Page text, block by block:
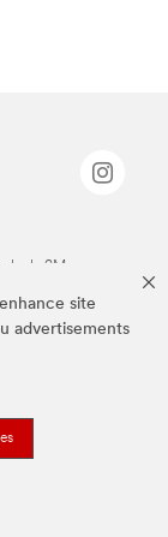
site
advertisements
da 3M.